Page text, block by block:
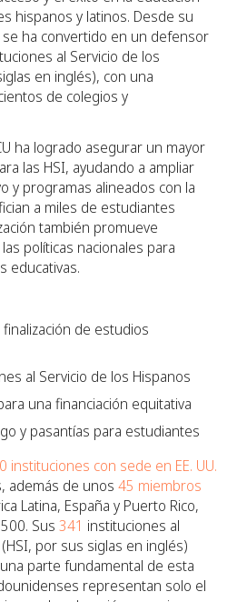
hispanos y latinos. Desde su
se ha convertido en un defensor
al Servicio de los
en inglés), con una
de colegios y
ha logrado asegurar un mayor
las HSI, ayudando a ampliar
y programas alineados con la
a miles de estudiantes
también promueve
políticas nacionales para
educativas.
de estudios
al Servicio de los Hispanos
una financiación equitativa
y pasantías para estudiantes
instituciones con sede en EE. UU.
además de unos 45 miembros
Latina, España y Puerto Rico,
Sus 341 instituciones al
por sus siglas en inglés)
parte fundamental de esta
representan solo el